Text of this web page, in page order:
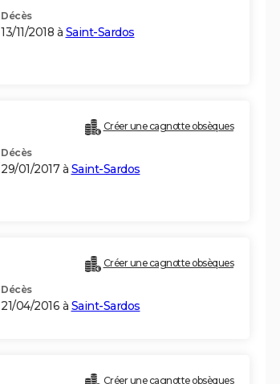
Décès
13/11/2018 à Saint-Sardos
Créer une cagnotte obsèques
Décès
29/01/2017 à Saint-Sardos
Créer une cagnotte obsèques
Décès
21/04/2016 à Saint-Sardos
Créer une cagnotte obsèques